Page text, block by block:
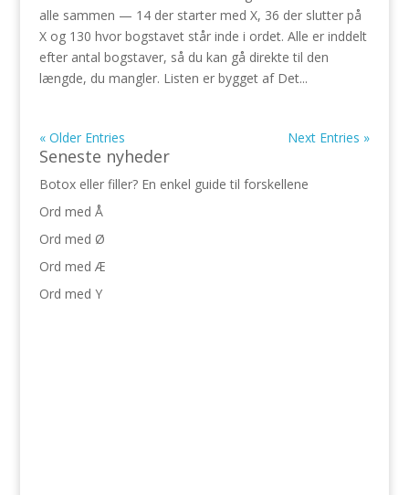
alle sammen — 14 der starter med X, 36 der slutter på
X og 130 hvor bogstavet står inde i ordet. Alle er inddelt
efter antal bogstaver, så du kan gå direkte til den
længde, du mangler. Listen er bygget af Det...
« Older Entries Next Entries »
Seneste nyheder
Botox eller filler? En enkel guide til forskellene
Ord med Å
Ord med Ø
Ord med Æ
Ord med Y